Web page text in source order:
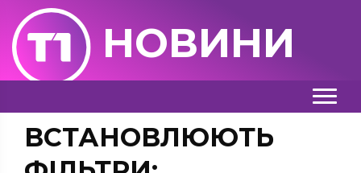
НОВИНИ
ВСТАНОВЛЮЮТЬ